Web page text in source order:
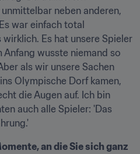
neben anderen,
war einfach total
Es hat unsere Spieler
Anfang wusste niemand so
als wir unsere Sachen
Olympische Dorf kamen,
die Augen auf. Ich bin
auch alle Spieler: 'Das
an die Sie sich ganz